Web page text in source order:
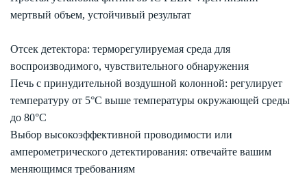
мертвый объем, устойчивый результат
Отсек детектора: терморегулируемая среда для
воспроизводимого, чувствительного обнаружения
Печь с принудительной воздушной колонной: регулирует
температуру от 5°C выше температуры окружающей среды
до 80°C
Выбор высокоэффективной проводимости или
амперометрического детектирования: отвечайте вашим
меняющимся требованиям